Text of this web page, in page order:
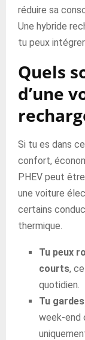
réduire sa
Une hybride
tu peux
Quels
d’une
Si tu es dans
confort,
PHEV peut
une voiture
certains
thermique.
Tu peux
courts,
quotidien.
Tu
week-end